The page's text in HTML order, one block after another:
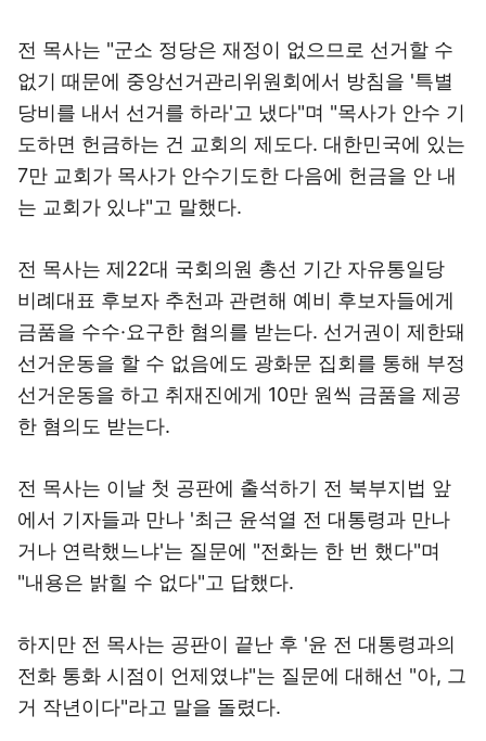
전 목사는 "군소 정당은 재정이 없으므로 선거할 수
없기 때문에 중앙선거관리위원회에서 방침을 '특별
당비를 내서 선거를 하라'고 냈다"며 "목사가 안수 기
도하면 헌금하는 건 교회의 제도다. 대한민국에 있는
7만 교회가 목사가 안수기도한 다음에 헌금을 안 내
는 교회가 있냐"고 말했다.
전 목사는 제22대 국회의원 총선 기간 자유통일당
비례대표 후보자 추천과 관련해 예비 후보자들에게
금품을 수수·요구한 혐의를 받는다. 선거권이 제한돼
선거운동을 할 수 없음에도 광화문 집회를 통해 부정
선거운동을 하고 취재진에게 10만 원씩 금품을 제공
한 혐의도 받는다.
전 목사는 이날 첫 공판에 출석하기 전 북부지법 앞
에서 기자들과 만나 '최근 윤석열 전 대통령과 만나
거나 연락했느냐'는 질문에 "전화는 한 번 했다"며
"내용은 밝힐 수 없다"고 답했다.
하지만 전 목사는 공판이 끝난 후 '윤 전 대통령과의
전화 통화 시점이 언제였냐"는 질문에 대해선 "아, 그
거 작년이다"라고 말을 돌렸다.